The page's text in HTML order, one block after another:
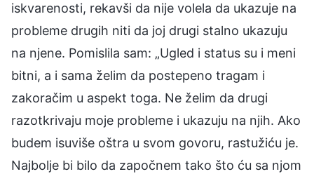
iskvarenosti, rekavši da nije volela da ukazuje na
probleme drugih niti da joj drugi stalno ukazuju
na njene. Pomislila sam: „Ugled i status su i meni
bitni, a i sama želim da postepeno tragam i
zakoračim u aspekt toga. Ne želim da drugi
razotkrivaju moje probleme i ukazuju na njih. Ako
budem isuviše oštra u svom govoru, rastužiću je.
Najbolje bi bilo da započnem tako što ću sa njom